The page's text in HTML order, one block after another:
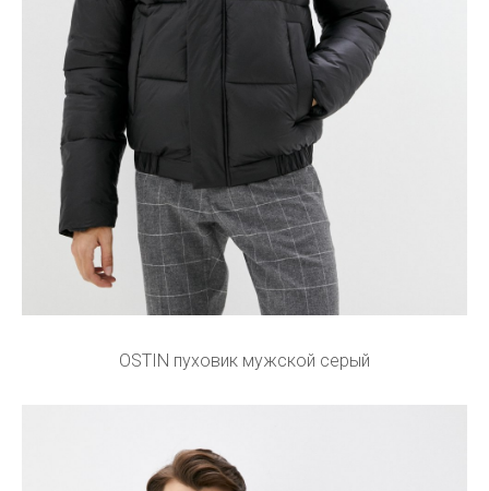
OSTIN пуховик мужской серый